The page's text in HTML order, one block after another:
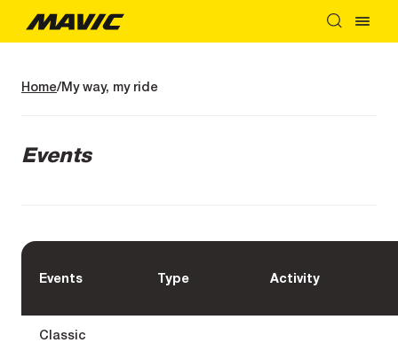
Home My way, my ride
Events
Events Type Activity
Classic